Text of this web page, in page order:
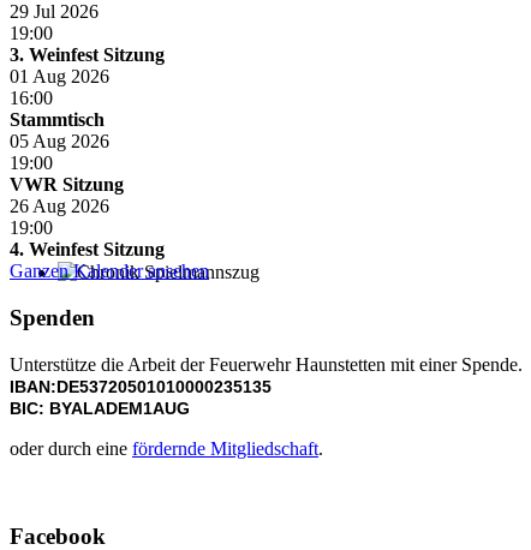
29 Jul 2026
19:00
3. Weinfest Sitzung
01 Aug 2026
16:00
Stammtisch
05 Aug 2026
19:00
VWR Sitzung
26 Aug 2026
19:00
4. Weinfest Sitzung
Ganzen Kalender ansehen
Spenden
Unterstütze die Arbeit der Feuerwehr Haunstetten mit einer Spende.
IBAN:DE53720501010000235135
BIC: BYALADEM1AUG
oder durch eine fördernde Mitgliedschaft.
Facebook